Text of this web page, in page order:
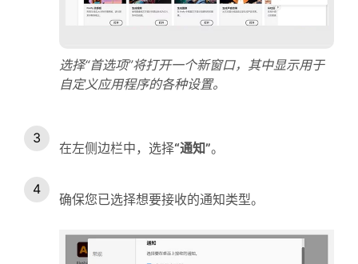
选择“首选项”将打开一个新窗口，其中显示用于
自定义应用程序的各种设置。
在左侧边栏中，选择“通知”。
确保您已选择想要接收的通知类型。